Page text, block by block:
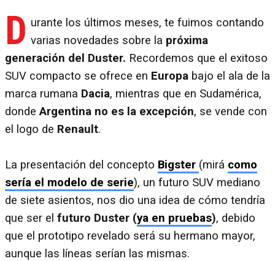
D urante los últimos meses, te fuimos contando
varias novedades sobre la próxima
generación del Duster. Recordemos que el exitoso
SUV compacto se ofrece en Europa bajo el ala de la
marca rumana Dacia, mientras que en Sudamérica,
dondeArgentina no es la excepción, se vende con
el logo de Renault.
La presentación del concepto Bigster (mirá como
sería el modelo de serie), un futuro SUV mediano
de siete asientos, nos dio una idea de cómo tendría
que ser el futuro Duster (ya en pruebas), debido
que el prototipo revelado será su hermano mayor,
aunque las líneas serían las mismas.